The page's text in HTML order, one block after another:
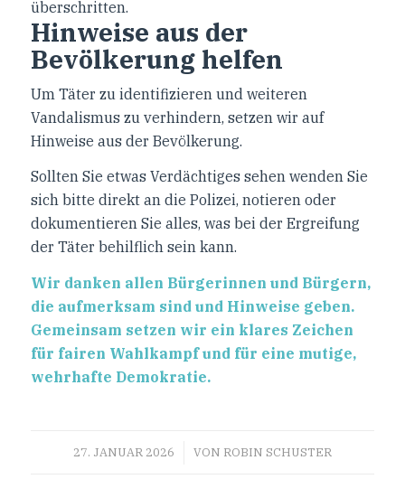
überschritten.
Hinweise aus der
Bevölkerung helfen
Um Täter zu identifizieren und weiteren
Vandalismus zu verhindern, setzen wir auf
Hinweise aus der Bevölkerung.
Sollten Sie etwas Verdächtiges sehen wenden Sie
sich bitte direkt an die Polizei, notieren oder
dokumentieren Sie alles, was bei der Ergreifung
der Täter behilflich sein kann.
Wir danken allen Bürgerinnen und Bürgern,
die aufmerksam sind und Hinweise geben.
Gemeinsam setzen wir ein klares Zeichen
für fairen Wahlkampf und für eine mutige,
wehrhafte Demokratie.
27. JANUAR 2026
/ VON ROBIN SCHUSTER